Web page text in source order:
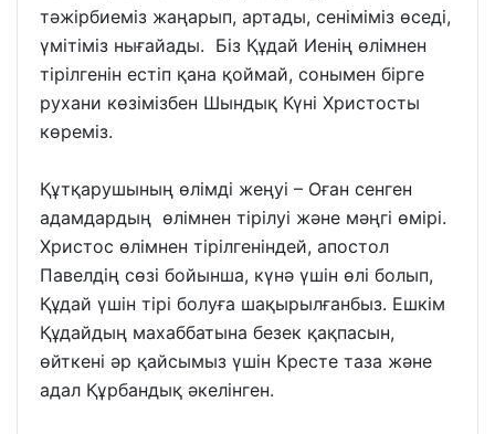
тәжірбиеміз жаңарып, артады, сеніміміз өседі,
үмітіміз нығайады. Біз Құдай Иенің өлімнен
тірілгенін естіп қана қоймай, сонымен бірге
рухани көзімізбен Шындық Күні Христосты
көреміз.
Құтқарушының өлімді жеңуі – Оған сенген
адамдардың өлімнен тірілуі және мәңгі өмірі.
Христос өлімнен тірілгеніндей, апостол
Павелдің сөзі бойынша, күнә үшін өлі болып,
Құдай үшін тірі болуға шақырылғанбыз. Ешкім
Құдайдың махаббатына безек қақпасын,
өйткені әр қайсымыз үшін Кресте таза және
адал Құрбандық әкелінген.